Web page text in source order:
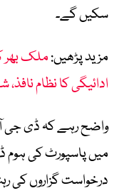
سکیں گے۔
مزید پڑھیں:ملک بھر
ادائیگی کا نظام
واضح رہے کہ ڈی جی
میں پاسپورٹ کی ہوم
درخواست گزاروں کی